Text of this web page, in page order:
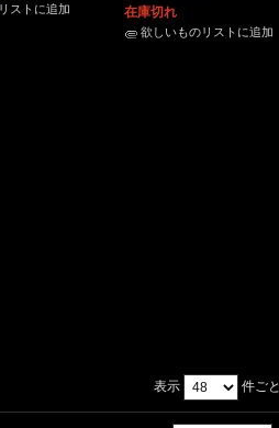
ストに追加 在庫切れ
欲しいものリストに追加
表示 件ごと